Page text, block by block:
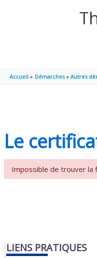
Accueil Démarches Autres
Le
Impossible de trouver la
LIENS PRATIQUES